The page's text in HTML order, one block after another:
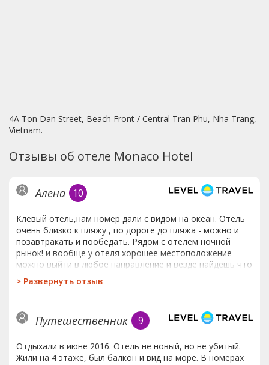
4A Ton Dan Street, Beach Front / Central Tran Phu, Nha Trang,
Vietnam.
Отзывы об отеле Monaco Hotel
Алена 10
Клевый отель,нам номер дали с видом на океан. Отель
очень близко к пляжу , по дороге до пляжа - можно и
позавтракать и пообедать. Рядом с отелем ночной
рынок! и вообще у отеля хорошее местоположение
можно выйти в любое направление и везде найдешь что
то интересное, все рядом. Больше плюсов чем минусов.
> Развернуть отзыв
Путешественник 9
Отдыхали в июне 2016. Отель не новый, но не убитый.
Жили на 4 этаже, был балкон и вид на море. В номерах